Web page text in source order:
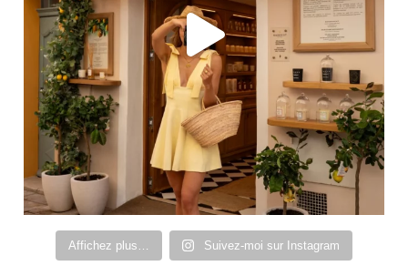
Affichez plus… Suivez-moi sur Instagram